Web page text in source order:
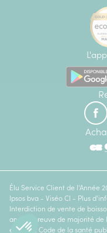
Élu Service Client de l'Année
Ipsos bva - Viséo CI - Plus
Interdiction de vente de
ans. La preuve de majorité
en ligne. Code de la santé